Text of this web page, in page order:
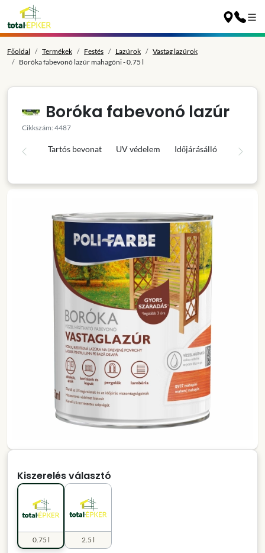
Főoldal Termékek Festés Lazúrok
Vastag lazúrok
Boróka fabevonó lazúr mahagóni - 0.75 l
Boróka fabevonó lazúr
Cikkszám: 4487
Tartós bevonat UV védelem Időjárásálló
Kiszerelés választó
0.75 l 2.5 l